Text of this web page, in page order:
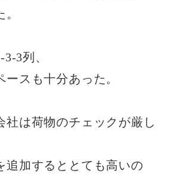
3列、
ースも十分あった。
社は荷物のチェックが厳し
追加するととても高いの